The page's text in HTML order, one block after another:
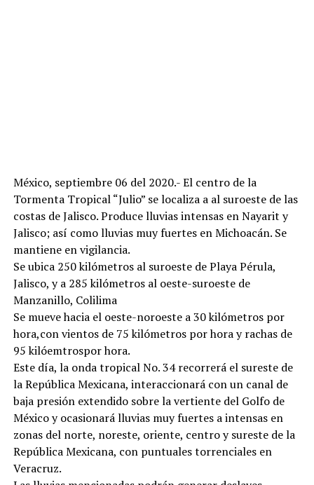
México, septiembre 06 del 2020.- El centro de la
Tormenta Tropical “Julio” se localiza a al suroeste de las
costas de Jalisco. Produce lluvias intensas en Nayarit y
Jalisco; así como lluvias muy fuertes en Michoacán. Se
mantiene en vigilancia.
Se ubica 250 kilómetros al suroeste de Playa Pérula,
Jalisco, y a 285 kilómetros al oeste-suroeste de
Manzanillo, Colilima
Se mueve hacia el oeste-noroeste a 30 kilómetros por
hora,con vientos de 75 kilómetros por hora y rachas de
95 kilóemtrospor hora.
Este día, la onda tropical No. 34 recorrerá el sureste de
la República Mexicana, interaccionará con un canal de
baja presión extendido sobre la vertiente del Golfo de
México y ocasionará lluvias muy fuertes a intensas en
zonas del norte, noreste, oriente, centro y sureste de la
República Mexicana, con puntuales torrenciales en
Veracruz.